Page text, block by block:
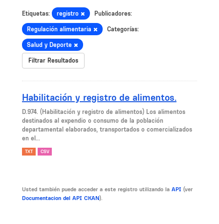
Etiquetas: registro Publicadores:
Regulación alimentaria Categorías:
Salud y Deporte
Filtrar Resultados
Habilitación y registro de alimentos.
D.974. (Habilitación y registro de alimentos) Los alimentos
destinados al expendio o consumo de la población
departamental elaborados, transportados o comercializados
en el...
TXT CSV
Usted también puede acceder a este registro utilizando la API (ver
Documentacion del API CKAN).